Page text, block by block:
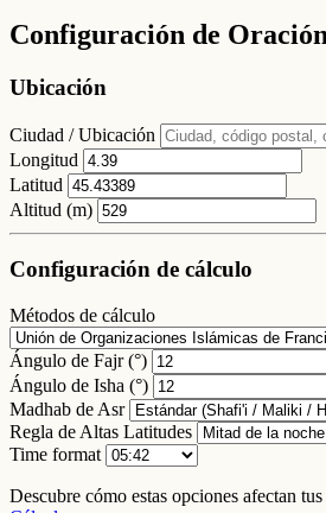
Configuración de Oración
Ubicación
Ciudad / Ubicación
Longitud
Latitud
Altitud (m)
Configuración de cálculo
Métodos de cálculo
Ángulo de Fajr (°)
Ángulo de Isha (°)
Madhab de Asr
Regla de Altas Latitudes
Time format
Descubre cómo estas opciones afectan